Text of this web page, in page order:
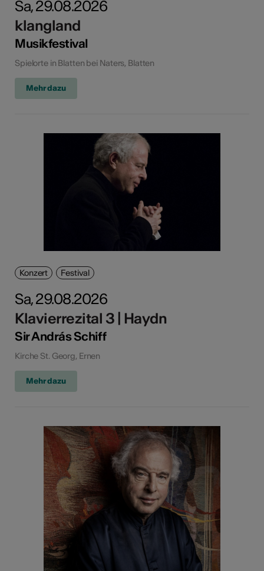
Sa, 29.08.2026
klangland
Musikfestival
Spielorte in Blatten bei Naters, Blatten
Mehr dazu
Konzert Festival
Sa, 29.08.2026
Klavierrezital 3 | Haydn
Sir András Schiff
Kirche St. Georg, Ernen
Mehr dazu